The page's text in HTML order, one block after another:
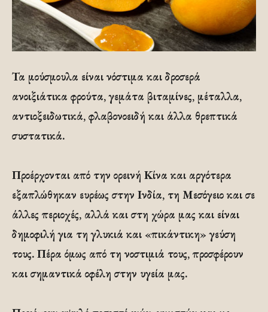
Τα μούσμουλα είναι νόστιμα και δροσερά
ανοιξιάτικα φρούτα, γεμάτα βιταμίνες, μέταλλα,
αντιοξειδωτικά, φλαβονοειδή και άλλα θρεπτικά
συστατικά.
Προέρχονται από την ορεινή Κίνα και αργότερα
εξαπλώθηκαν ευρέως στην Ινδία, τη Μεσόγειο και σε
άλλες περιοχές, αλλά και στη χώρα μας και είναι
δημοφιλή για τη γλυκιά και «πικάντικη» γεύση
τους. Πέρα όμως από τη νοστιμιά τους, προσφέρουν
και σημαντικά οφέλη στην υγεία μας.